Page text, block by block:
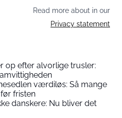
Read more about in our
Privacy statement
op efter alvorlige trusler:
værdiløs: Så mange
fristen
danskere: Nu bliver det